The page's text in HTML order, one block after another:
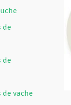
de
de
de vache